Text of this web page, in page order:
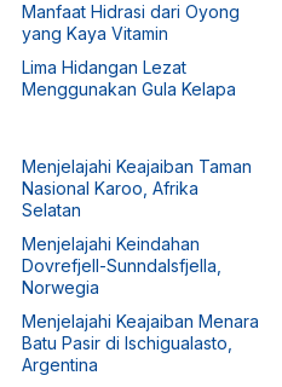
Manfaat Hidrasi dari Oyong
yang Kaya Vitamin
Lima Hidangan Lezat
Menggunakan Gula Kelapa
Menjelajahi Keajaiban Taman
Nasional Karoo, Afrika
Selatan
Menjelajahi Keindahan
Dovrefjell-Sunndalsfjella,
Norwegia
Menjelajahi Keajaiban Menara
Batu Pasir di Ischigualasto,
Argentina